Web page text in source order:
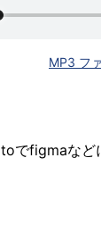
MP3 フ
でfigmaなど